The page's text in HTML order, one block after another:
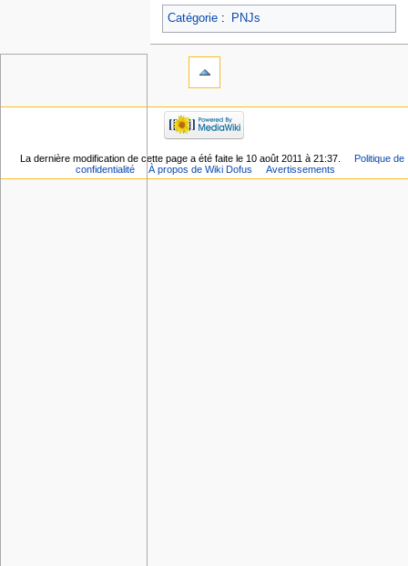
Catégorie: PNJs
La dernière modification de cette page a été faite le 10 août 2011 à 21:37.
Politique de
confidentialité
À propos de Wiki Dofus Avertissements